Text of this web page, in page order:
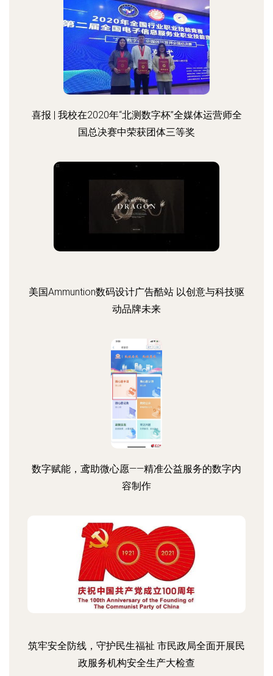
喜报 | 我校在2020年“北测数字杯”全媒体运营师全
国总决赛中荣获团体三等奖
美国Ammuntion数码设计广告酷站 以创意与科技驱
动品牌未来
数字赋能，鸢助微心愿——精准公益服务的数字内
容制作
筑牢安全防线，守护民生福祉 市民政局全面开展民
政服务机构安全生产大检查